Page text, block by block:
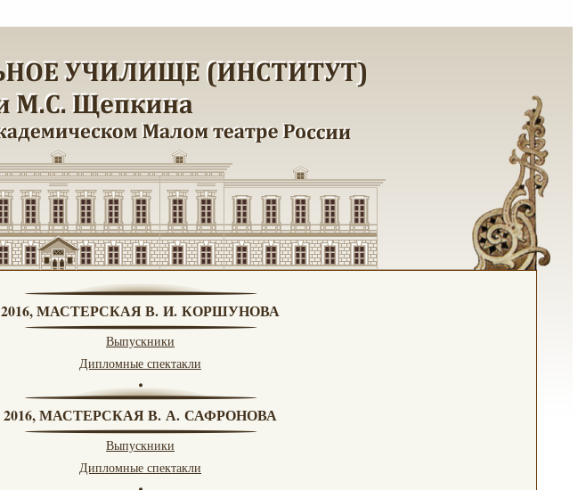
2016, МАСТЕРСКАЯ В. И. КОРШУНОВА
Выпускники
Дипломные спектакли
2016, МАСТЕРСКАЯ В. А. САФРОНОВА
Выпускники
Дипломные спектакли